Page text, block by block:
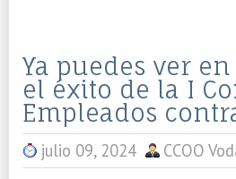
Ya puedes ver
el éxito de la I
Empleados
julio 09, 2024 CCOO